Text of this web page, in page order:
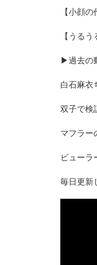
【小顔
【うる
▶︎過去の
白石麻衣
双子で検
マフラー
ビューラ
毎日更